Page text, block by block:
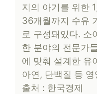
지의 아기를 위한
36개월까지 수유
로 구성돼있다. 소
한 분야의 전문가
에 맞춰 설계한 유
아연, 단백질 등
출처 : 한국경제